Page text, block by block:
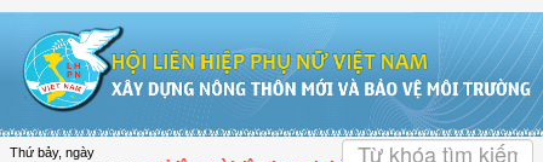
Thứ bảy, ngày
OK